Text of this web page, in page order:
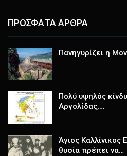
ΠΡΟΣΦΑΤΑ ΑΡΘΡΑ
Πανηγυρίζει η
Πολύ υψηλός
Αργολίδας,…
Άγιος
θυσία πρέπει να…